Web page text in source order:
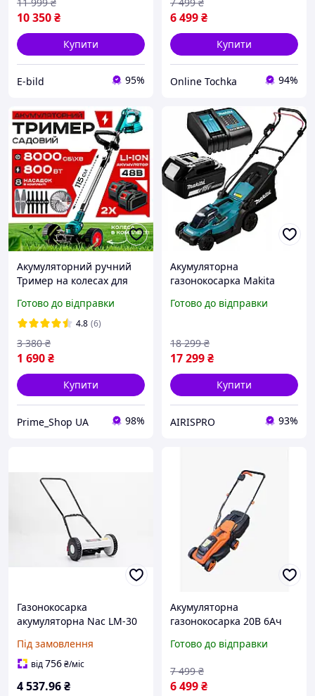
10 350₴
Купити
E-bild 95%
6 499₴
Купити
Online Tochka 94%
Акумуляторний ручний
Тример на колесах для
газону із 2 Акб 48 В
легкий газонокосарка
садова з насадками
Готово до відправки
4.8 (6)
1 690₴
3 380 ₴
Купити
Prime_Shop UA 98%
Акумуляторна
газонокосарка Makita
А·год і заряджання,
травозбірник 30 л, для
дому та саду
Готово до відправки
17 299₴
18 299 ₴
Купити
AIRISPRO 93%
Газонокосарка
акумуляторна Nac LM-30
бездротова садова
техніка
Під замовлення
від756₴/міс
4 537.96₴
Акумуляторна
газонокосарка 20В 6Ач
акумуляторна
Готово до відправки
6 499₴
7 499 ₴